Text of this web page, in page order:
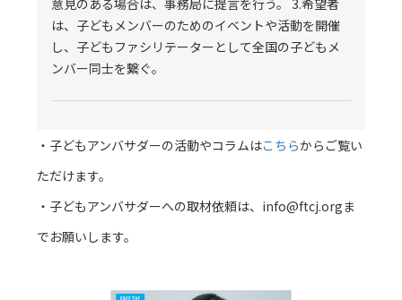
意見のある場合は、事務局に提言を行う。 3.希望者
は、子どもメンバーのためのイベントや活動を開催
し、子どもファシリテーターとして全国の子どもメ
ンバー同士を繋ぐ。
・子どもアンバサダーの活動やコラムはこちらからご覧い
ただけます。
・子どもアンバサダーへの取材依頼は、info@ftcj.orgま
でお願いします。